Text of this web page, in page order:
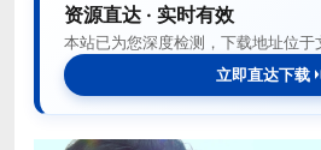
资源直达 · 实时有效
本站已为您深度检测，下载地址位于
立即直达下载